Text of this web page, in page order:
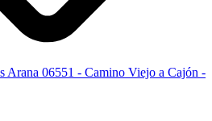
Arana 06551 - Camino Viejo a Cajón -